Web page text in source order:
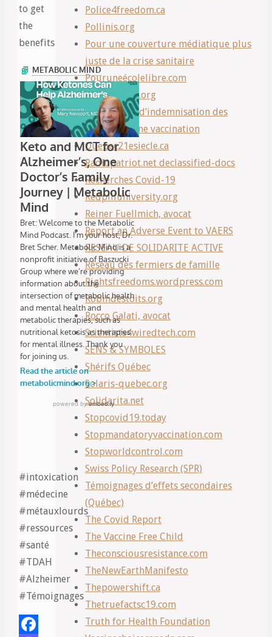
to get
the
benefits
#intoxication
#médecine
#métauxlourds
#ressources
#santé
#TDAH
#Alzheimer
#Témoignages
Police4freedom.ca
Pollinis.org
Pour une couverture médiatique plus
juste de la crise sanitaire
Pouruneécolelibre.com
Prism-break.org
Programme d’indemnisation des
victimes d’une vaccination
Quebec21esiecle.ca
Radiopatriot.net declassified-docs
Recherches Covid-19
Redpilluniversity.org
Reiner Fuellmich, avocat
Report an Adverse Event to VAERS
RESEAU DE SOLIDARITE ACTIVE
Réseau des fermiers de famille
Rightsfreedoms.wordpress.com
Robindestoits.org
Rocco Galati, avocat
Scientists4wiredtech.com
SENS & SYMBOLES
Shérifs Québec
Solaris-quebec.org
Solidarita.net
Stopcovid19.today
Stopmandatoryvaccination.com
Stopworldcontrol.com
Swiss Policy Research (SPR)
Témoignages d’effets secondaires
(Québec)
The Covid Report
The Vaccine Free Child
Theconsciousresistance.com
TheNewEarthManifesto
Thepowershift.ca
Thetruefactsc19.com
Truth for Health Foundation